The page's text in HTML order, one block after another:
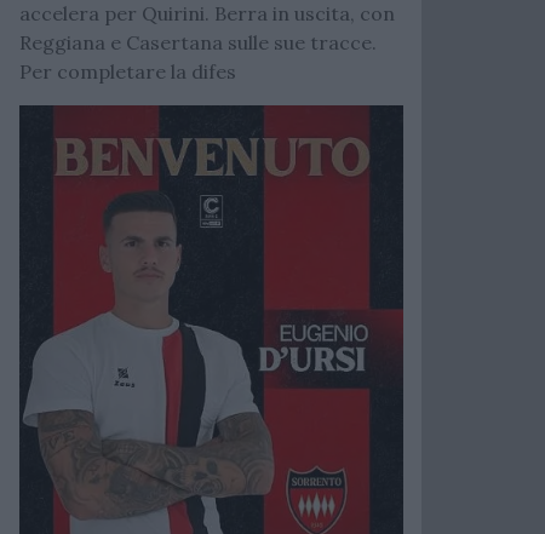
accelera per Quirini. Berra in uscita, con
Reggiana e Casertana sulle sue tracce.
Per completare la difes